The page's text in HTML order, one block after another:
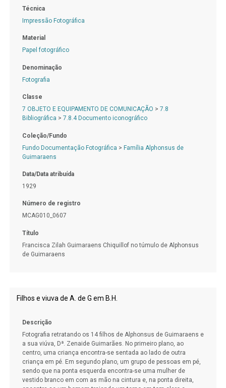
Técnica
Impressão Fotográfica
Material
Papel fotográfico
Denominação
Fotografia
Classe
7 OBJETO E EQUIPAMENTO DE COMUNICAÇÃO > 7.8
Bibliográfica > 7.8.4 Documento iconográfico
Coleção/Fundo
Fundo Documentação Fotográfica > Família Alphonsus de
Guimaraens
Data/Data atribuída
1929
Número de registro
MCAG010_0607
Título
Francisca Zilah Guimaraens Chiquillof no túmulo de Alphonsus
de Guimaraens
Filhos e viuva de A. de G em B.H.
Descrição
Fotografia retratando os 14 filhos de Alphonsus de Guimaraens e
a sua viúva, Dª. Zenaide Guimarães. No primeiro plano, ao
centro, uma criança encontra-se sentada ao lado de outra
criança em pé. Em segundo plano, um grupo de pessoas em pé,
sendo que na ponta esquerda encontra-se uma mulher de
vestido branco em com as mão na cintura e, na ponta direita,